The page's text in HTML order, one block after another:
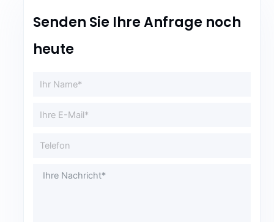
Senden Sie Ihre Anfrage noch
heute